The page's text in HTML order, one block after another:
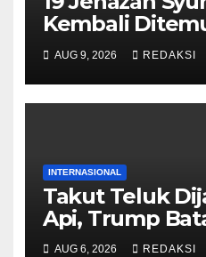
Kembali
Reruntuhan
AUG 9, 2026 REDAKSI
INTERNASIONAL
Takut Teluk
Api, Trump
Serangan ke Iran
AUG 6, 2026 REDAKSI